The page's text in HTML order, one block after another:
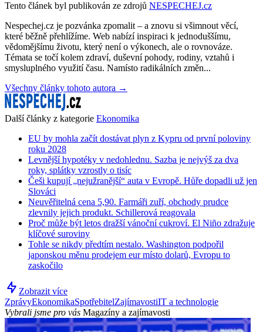
Tento článek byl publikován ze zdrojů NESPECHEJ.cz
Nespechej.cz je pozvánka zpomalit – a znovu si všimnout věcí,
které běžně přehlížíme. Web nabízí inspiraci k jednoduššímu,
vědomějšímu životu, který není o výkonech, ale o rovnováze.
Témata se točí kolem zdraví, duševní pohody, rodiny, vztahů i
smysluplného využití času. Namísto radikálních změn...
Všechny články tohoto autora →
Další články z kategorie Ekonomika
EU by mohla začít dostávat plyn z Kypru od první poloviny
roku 2028
Levnější hypotéky v nedohlednu. Sazba je nejvýš za dva
roky, splátky vzrostly o tisíc
Češi kupují „nejužranější“ auta v Evropě. Hůře dopadli už jen
Slováci
Neuvěřitelná cena 5,90. Farmáři zuří, obchody prudce
zlevnily jejich produkt. Schillerová reagovala
Proč může být letos dražší vánoční cukroví. El Niño zdražuje
klíčové suroviny
Tohle se nikdy předtím nestalo. Washington podpořil
japonskou měnu prodejem eur místo dolarů, Evropu to
zaskočilo
Zobrazit více
ZprávyEkonomikaSpotřebitelZajímavostiIT a technologie
Vybrali jsme pro vás Magazíny a zajímavosti